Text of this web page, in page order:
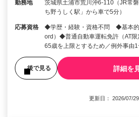
勤務地
茨城県土浦市荒川沖6-110（JR常
ち野うしく駅」から車で5分）
応募資格
◆学歴・経験・資格不問 ◆基本的
ord）◆普通自動車運転免許（AT
65歳を上限とするため／例外事由1
後で見る 詳細を
更新日： 2026/07/